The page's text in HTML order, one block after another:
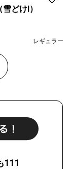
どけⅠ）
レギュラー
111